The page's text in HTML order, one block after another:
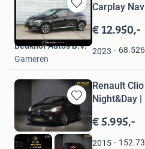
Bewaren
in
Mijn
Favorieten
Carplay
€ 12.950,-
2023 68.526
Beukhof Auto's B.V.
Gameren
Bewaren
in
Mijn
Favorieten
Renault
Night&Day |
€ 5.995,-
2015